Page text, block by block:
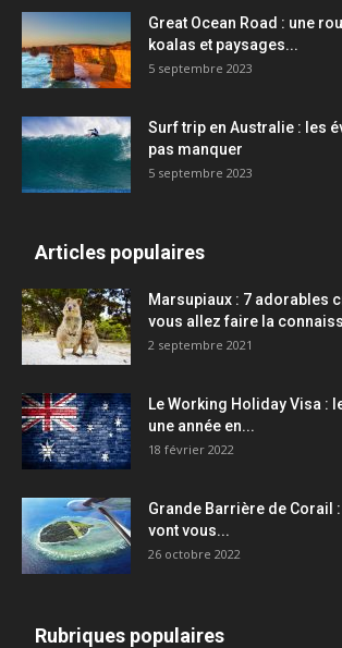
Great Ocean Road : une
koalas et paysages...
5 septembre 2023
Surf trip en Australie : les
pas manquer
5 septembre 2023
Articles populaires
Marsupiaux : 7 adorables
vous allez faire la
2 septembre 2021
Le Working Holiday Visa :
une année en...
18 février 2022
Grande Barrière de Corail
vont vous...
26 octobre 2022
Rubriques populaires